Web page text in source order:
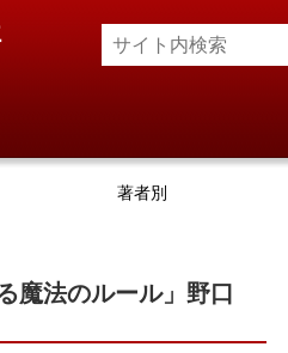
著者別
魔法のルール」野口